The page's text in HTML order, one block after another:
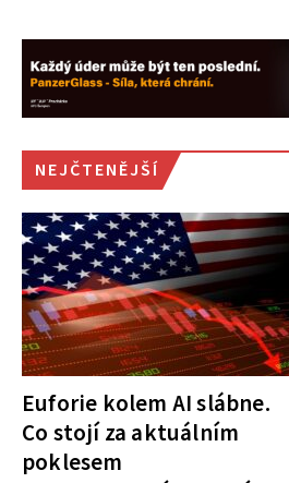
NEJČTENĚJŠÍ
Euforie kolem AI slábne.
Co stojí za aktuálním
poklesem